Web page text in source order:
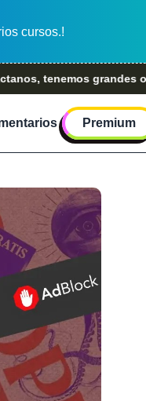
cursos.!
grandes ofertas...
Premium